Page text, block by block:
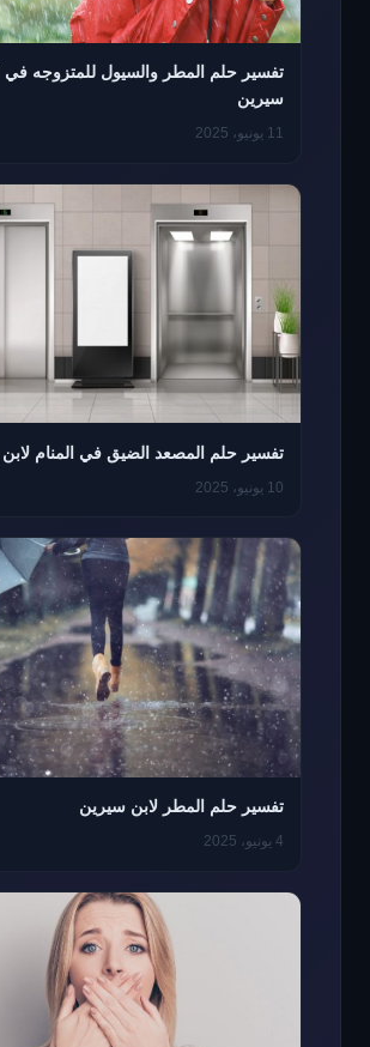
تفسير حلم المطر والسيول للمتزوجه في
سيرين
11 يونيو، 2025
تفسير حلم المصعد الضيق في المنام
10 يونيو، 2025
تفسير حلم المطر لابن سيرين
4 يونيو، 2025